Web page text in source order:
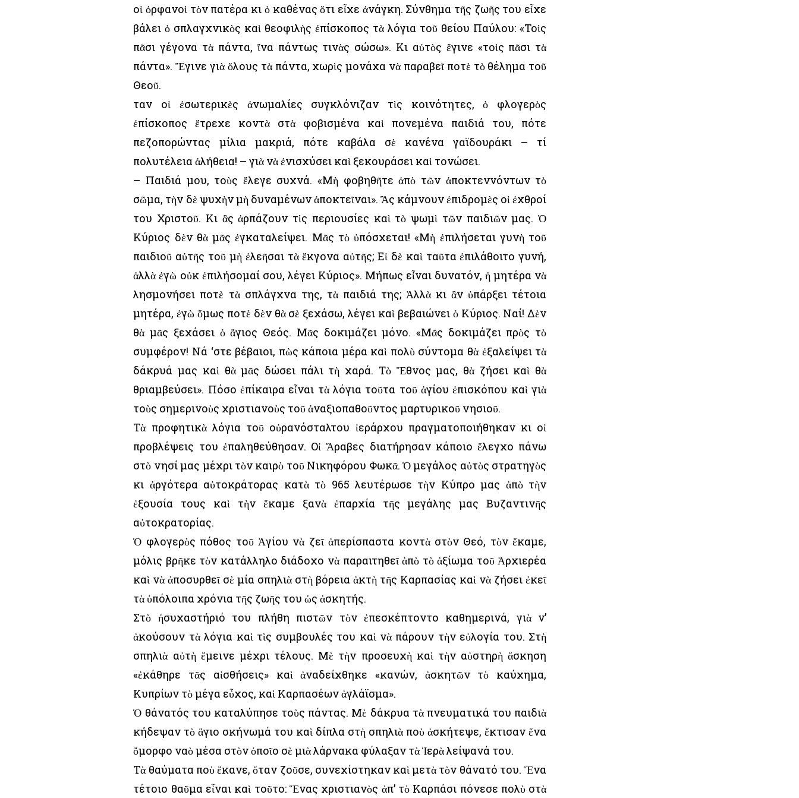
οἱ ὀρφανοὶ τὸν πατέρα κι ὁ καθένας ὅτι εἶχε ἀνάγκη. Σύνθημα τῆς ζωῆς του εἶχε
βάλει ὁ σπλαγχνικὸς καὶ θεοφιλὴς ἐπίσκοπος τὰ λόγια τοῦ θείου Παύλου: «Τοὶς
πᾶσι γέγονα τὰ πάντα, ἴνα πάντως τινὰς σώσω». Κι αὐτὸς ἔγινε «τοὶς πᾶσι τὰ
πάντα». Ἔγινε γιὰ ὅλους τὰ πάντα, χωρὶς μονάχα νὰ παραβεῖ ποτὲ τὸ θέλημα τοῦ
Θεοῦ.
Ὅταν οἱ ἐσωτερικὲς ἀνωμαλίες συγκλόνιζαν τὶς κοινότητες, ὁ φλογερὸς
ἐπίσκοπος ἔτρεχε κοντὰ στὰ φοβισμένα καὶ πονεμένα παιδιά του, πότε
πεζοπορώντας μίλια μακριά, πότε καβάλα σὲ κανένα γαϊδουράκι – τί
πολυτέλεια ἀλήθεια! – γιὰ νὰ ἐνισχύσει καὶ ξεκουράσει καὶ τονώσει.
– Παιδιά μου, τοὺς ἔλεγε συχνά. «Μὴ φοβηθῆτε ἀπὸ τῶν ἀποκτεννόντων τὸ
σῶμα, τὴν δὲ ψυχὴν μὴ δυναμένων ἀποκτεῖναι». Ἂς κάμνουν ἐπιδρομὲς οἱ ἐχθροί
του Χριστοῦ. Κι ἂς ἁρπάζουν τὶς περιουσίες καὶ τὸ ψωμὶ τῶν παιδιῶν μας. Ὁ
Κύριος δὲν θὰ μᾶς ἐγκαταλείψει. Μᾶς τὸ ὑπόσχεται! «Μὴ ἐπιλήσεται γυνὴ τοῦ
παιδιοῦ αὐτῆς τοῦ μὴ ἐλεῆσαι τὰ ἔκγονα αὐτῆς; Εἰ δὲ καὶ ταῦτα ἐπιλάθοιτο γυνή,
ἀλλὰ ἐγὼ οὐκ ἐπιλήσομαί σου, λέγει Κύριος». Μήπως εἶναι δυνατόν, ἡ μητέρα νὰ
λησμονήσει ποτὲ τὰ σπλάγχνα της, τὰ παιδιά της; Ἀλλὰ κι ἂν ὑπάρξει τέτοια
μητέρα, ἐγὼ ὅμως ποτὲ δὲν θὰ σὲ ξεχάσω, λέγει καὶ βεβαιώνει ὁ Κύριος. Ναί! Δὲν
θὰ μᾶς ξεχάσει ὁ ἅγιος Θεός. Μᾶς δοκιμάζει μόνο. «Μᾶς δοκιμάζει πρὸς τὸ
συμφέρον! Νά ‘στε βέβαιοι, πὼς κάποια μέρα καὶ πολὺ σύντομα θὰ ἐξαλείψει τὰ
δάκρυά μας καὶ θὰ μᾶς δώσει πάλι τὴ χαρά. Τὸ Ἔθνος μας, θὰ ζήσει καὶ θὰ
θριαμβεύσει». Πόσο ἐπίκαιρα εἶναι τὰ λόγια τοῦτα τοῦ ἁγίου ἐπισκόπου καὶ γιὰ
τοὺς σημερινοὺς χριστιανοὺς τοῦ ἀναξιοπαθοῦντος μαρτυρικοῦ νησιοῦ.
Τὰ προφητικὰ λόγια τοῦ οὐρανόσταλτου ἱεράρχου πραγματοποιήθηκαν κι οἱ
προβλέψεις του ἐπαληθεύθησαν. Οἱ Ἄραβες διατήρησαν κάποιο ἔλεγχο πάνω
στὸ νησί μας μέχρι τὸν καιρὸ τοῦ Νικηφόρου Φωκᾶ. Ὁ μεγάλος αὐτὸς στρατηγὸς
κι ἀργότερα αὐτοκράτορας κατὰ τὸ 965 λευτέρωσε τὴν Κύπρο μας ἀπὸ τὴν
ἐξουσία τους καὶ τὴν ἔκαμε ξανὰ ἐπαρχία τῆς μεγάλης μας Βυζαντινῆς
αὐτοκρατορίας.
Ὁ φλογερὸς πόθος τοῦ Ἁγίου νὰ ζεῖ ἀπερίσπαστα κοντὰ στὸν Θεό, τὸν ἔκαμε,
μόλις βρῆκε τὸν κατάλληλο διάδοχο νὰ παραιτηθεῖ ἀπὸ τὸ ἀξίωμα τοῦ Ἀρχιερέα
καὶ νὰ ἀποσυρθεῖ σὲ μία σπηλιὰ στὴ βόρεια ἀκτὴ τῆς Καρπασίας καὶ νὰ ζήσει ἐκεῖ
τὰ ὑπόλοιπα χρόνια τῆς ζωῆς του ὡς ἀσκητής.
Στὸ ἡσυχαστήριό του πλήθη πιστῶν τὸν ἐπεσκέπτοντο καθημερινά, γιὰ ν’
ἀκούσουν τὰ λόγια καὶ τὶς συμβουλές του καὶ νὰ πάρουν τὴν εὐλογία του. Στὴ
σπηλιὰ αὐτὴ ἔμεινε μέχρι τέλους. Μὲ τὴν προσευχὴ καὶ τὴν αὐστηρὴ ἄσκηση
«ἐκάθηρε τᾶς αἰσθήσεις» καὶ ἀναδείχθηκε «κανών, ἀσκητῶν τὸ καύχημα,
Κυπρίων τὸ μέγα εὖχος, καὶ Καρπασέων ἀγλάϊσμα».
Ὁ θάνατός του καταλύπησε τοὺς πάντας. Μὲ δάκρυα τὰ πνευματικά του παιδιὰ
κήδεψαν τὸ ἅγιο σκήνωμά του καὶ δίπλα στὴ σπηλιὰ ποὺ ἀσκήτεψε, ἔκτισαν ἕνα
ὄμορφο ναὸ μέσα στὸν ὁποῖο σὲ μιὰ λάρνακα φύλαξαν τὰ Ἱερὰ λείψανά του.
Τὰ θαύματα ποὺ ἔκανε, ὅταν ζοῦσε, συνεχίστηκαν καὶ μετὰ τὸν θάνατό του. Ἕνα
τέτοιο θαῦμα εἶναι καὶ τοῦτο: Ἕνας χριστιανὸς ἀπ’ τὸ Καρπάσι πόνεσε πολὺ στὰ